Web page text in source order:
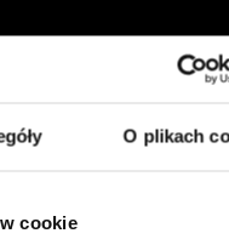
O plikach
cookie